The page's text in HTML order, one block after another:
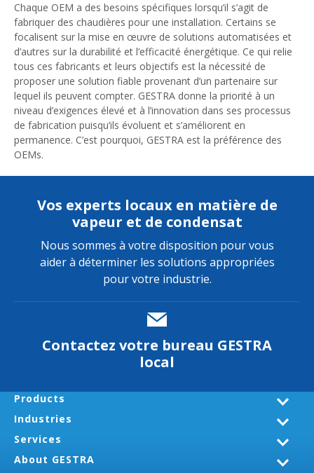
Chaque OEM a des besoins spécifiques lorsqu’il s’agit de
fabriquer des chaudières pour une installation. Certains se
focalisent sur la mise en œuvre de solutions automatisées et
d’autres sur la durabilité et l’efficacité énergétique. Ce qui relie
tous ces fabricants et leurs objectifs est la nécessité de
proposer une solution fiable provenant d’un partenaire sur
lequel ils peuvent compter. GESTRA donne la priorité à un
niveau d’exigences élevé et à l’innovation dans ses processus
de fabrication puisqu’ils évoluent et s’améliorent en
permanence. C’est pourquoi, GESTRA est la préférence des
OEMs.
Vos experts locaux en matière de
vapeur et de condensat
Nous sommes à votre disposition pour vous
aider à déterminer les solutions appropriées
pour votre industrie.
Contactez votre bureau GESTRA
local
Products
Industries
Services
About GESTRA